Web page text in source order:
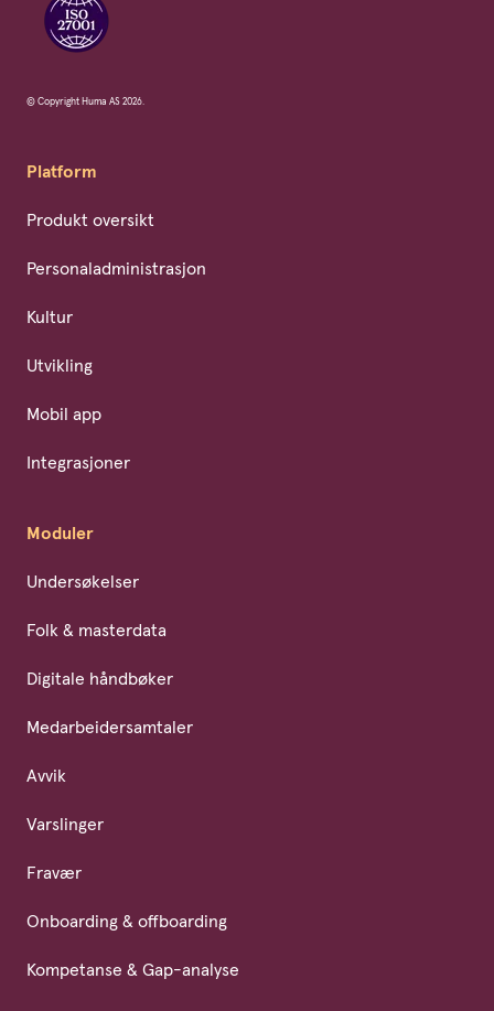
© Copyright Huma AS 2026.
Platform
Produkt oversikt
Personaladministrasjon
Kultur
Utvikling
Mobil app
Integrasjoner
Moduler
Undersøkelser
Folk & masterdata
Digitale håndbøker
Medarbeidersamtaler
Avvik
Varslinger
Fravær
Onboarding & offboarding
Kompetanse & Gap-analyse